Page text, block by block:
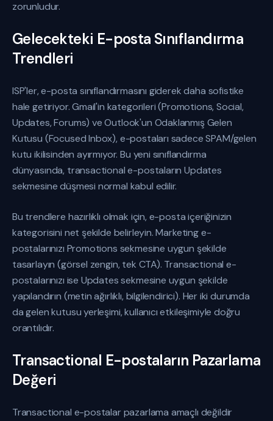
zorunludur.
Gelecekteki E-posta Sınıflandırma
Trendleri
ISP'ler, e-posta sınıflandırmasını giderek daha sofistike
hale getiriyor. Gmail'in kategorileri (Promotions, Social,
Updates, Forums) ve Outlook'un Odaklanmış Gelen
Kutusu (Focused Inbox), e-postaları sadece SPAM/gelen
kutu ikilisinden ayırmıyor. Bu yeni sınıflandırma
dünyasında, transactional e-postaların Updates
sekmesine düşmesi normal kabul edilir.
Bu trendlere hazırlıklı olmak için, e-posta içeriğinizin
kategorisini net şekilde belirleyin. Marketing e-
postalarınızı Promotions sekmesine uygun şekilde
tasarlayın (görsel zengin, tek CTA). Transactional e-
postalarınızı ise Updates sekmesine uygun şekilde
yapılandırın (metin ağırlıklı, bilgilendirici). Her iki durumda
da gelen kutusu yerleşimi, kullanıcı etkileşimiyle doğru
orantılıdır.
Transactional E-postaların Pazarlama
Değeri
Transactional e-postalar pazarlama amaçlı değildir